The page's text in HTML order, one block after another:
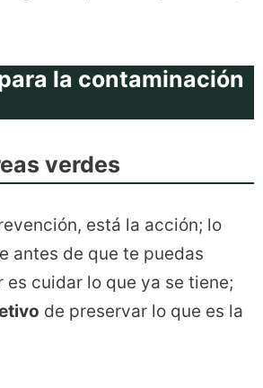
la contaminación
verdes
está la acción; lo
antes de que te puedas
es cuidar lo que ya se tiene;
de preservar lo que es la